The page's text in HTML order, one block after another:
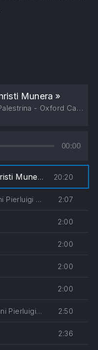
Munera »
Giovanni Pierluigi da Palestrina - Oxford Camerata, Jeremy Summerly
00:00
Munera » — Giovanni
20:20
Camerata, Jeremy Summerly 2:07
2:00
2:00
2:00
2:00
Camerata, Jeremy Summerly 2:50
2:36